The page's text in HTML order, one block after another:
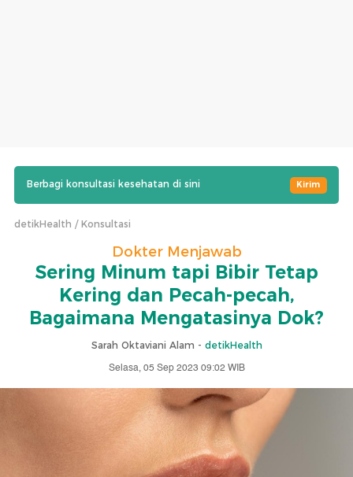
Berbagi konsultasi kesehatan di sini Kirim
detikHealth Konsultasi
Dokter Menjawab
Sering Minum tapi Bibir Tetap
Kering dan Pecah-pecah,
Bagaimana Mengatasinya Dok?
Sarah Oktaviani Alam - detikHealth
Selasa, 05 Sep 2023 09:02 WIB